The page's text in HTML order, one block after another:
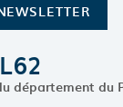
département du